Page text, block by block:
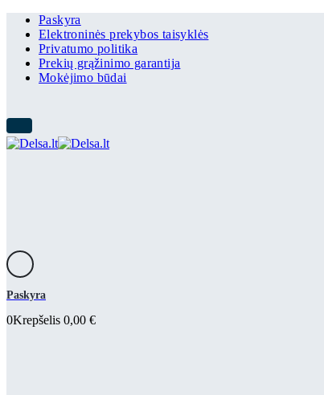
Paskyra
Elektroninės prekybos taisyklės
Privatumo politika
Prekių grąžinimo garantija
Mokėjimo būdai
Paskyra
0Krepšelis 0,00 €